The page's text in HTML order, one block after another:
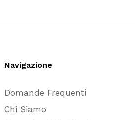
Navigazione
Domande Frequenti
Chi Siamo